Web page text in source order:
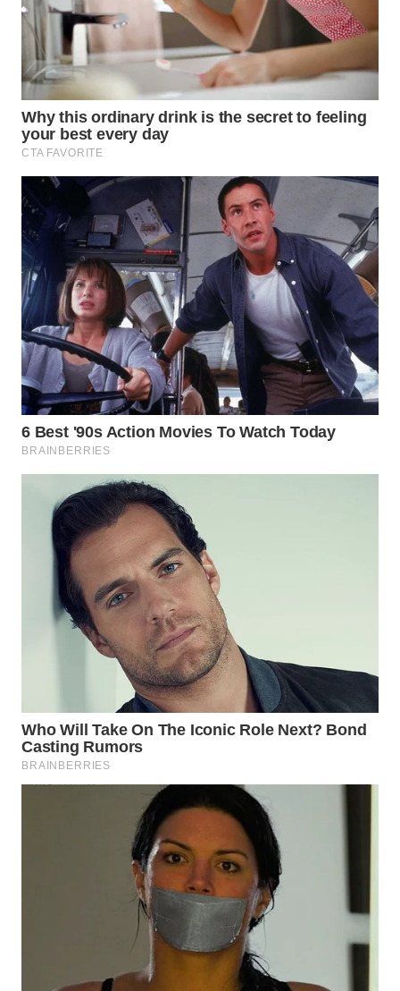
WN
SAMOSIR
WN
PADANG
LAWAS
WN
SUMEDANG
CIANJUR
WN
KEPULAUAN
SERIBU
WN
TANGERANG
WN
WN
CIREBON
WN
INDRAMAYU
WN
MAJALENGKA